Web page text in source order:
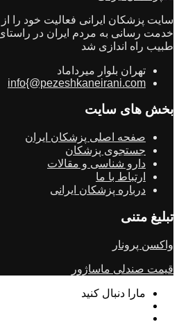
خدمت رسانی به مردم ایران در
طبیب راه اندازی شد
تهران بلوار میرداماد
info{@pezeshkaneirani.com
بخش های سایت
صفحه اصلی پزشکان ایران
جستجوی پزشکان
دارو شناسی و مقالات
ارتباط با ما
درباره پزشکان ایرانی
تبلیغ متنی
واکسن پرونار
قیمت صندلی ماساژور
مارا دنبال کنید